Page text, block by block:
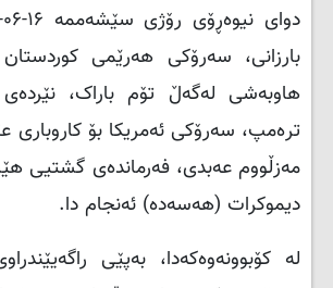
بارزانی، سەرۆکی هەرێمی کوردستان
هاوبەشى لەگه‌ڵ تۆم باراک، نێردەی
ترەمپ، سه‌رۆكى ئەمریکا بۆ کاروباری
مەزڵووم عەبدی، فەرماندەی گشتیی
دیموکرات (هەسەدە) ئه‌نجام دا.
لە کۆبوونەوەکەدا، بەپێی